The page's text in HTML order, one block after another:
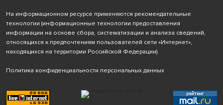
На информационном ресурсе применяются рекомендательные
технологии (информационные технологии предоставления
информации на основе сбора, систематизации и анализа сведений,
относящихся к предпочтениям пользователей сети «Интернет»,
находящихся на территории Российской Федерации).
Политика конфиденциальности персональных данных